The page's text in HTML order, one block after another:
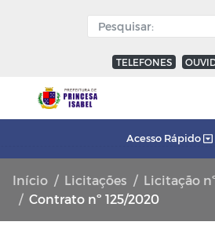
TELEFONES
Acesso Rápido
Início Licitações
Licitação
Contrato nº 125/2020